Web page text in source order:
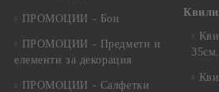
ПРОМОЦИИ - Бои
ПРОМОЦИИ - Предмети и
елементи за декорация
ПРОМОЦИИ - Салфетки
35см.